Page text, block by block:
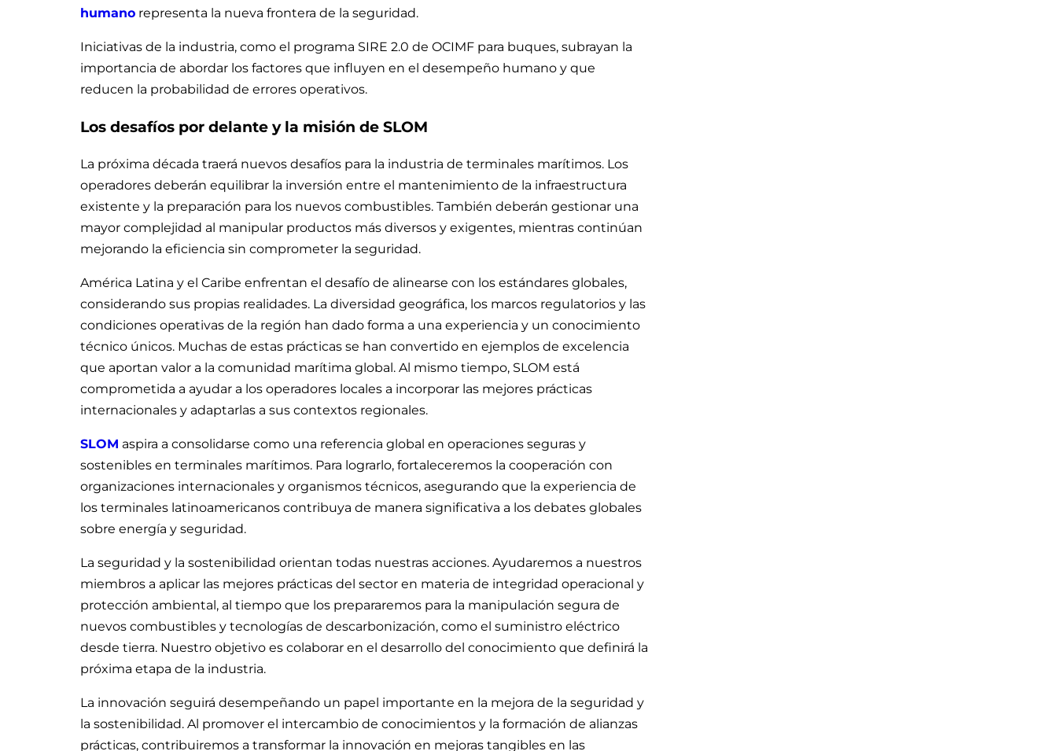
humano representa la nueva frontera de la seguridad.
Iniciativas de la industria, como el programa SIRE 2.0 de OCIMF para buques, subrayan la
importancia de abordar los factores que influyen en el desempeño humano y que
reducen la probabilidad de errores operativos.
Los desafíos por delante y la misión de SLOM
La próxima década traerá nuevos desafíos para la industria de terminales marítimos. Los
operadores deberán equilibrar la inversión entre el mantenimiento de la infraestructura
existente y la preparación para los nuevos combustibles. También deberán gestionar una
mayor complejidad al manipular productos más diversos y exigentes, mientras continúan
mejorando la eficiencia sin comprometer la seguridad.
América Latina y el Caribe enfrentan el desafío de alinearse con los estándares globales,
considerando sus propias realidades. La diversidad geográfica, los marcos regulatorios y las
condiciones operativas de la región han dado forma a una experiencia y un conocimiento
técnico únicos. Muchas de estas prácticas se han convertido en ejemplos de excelencia
que aportan valor a la comunidad marítima global. Al mismo tiempo, SLOM está
comprometida a ayudar a los operadores locales a incorporar las mejores prácticas
internacionales y adaptarlas a sus contextos regionales.
SLOM aspira a consolidarse como una referencia global en operaciones seguras y
sostenibles en terminales marítimos. Para lograrlo, fortaleceremos la cooperación con
organizaciones internacionales y organismos técnicos, asegurando que la experiencia de
los terminales latinoamericanos contribuya de manera significativa a los debates globales
sobre energía y seguridad.
La seguridad y la sostenibilidad orientan todas nuestras acciones. Ayudaremos a nuestros
miembros a aplicar las mejores prácticas del sector en materia de integridad operacional y
protección ambiental, al tiempo que los prepararemos para la manipulación segura de
nuevos combustibles y tecnologías de descarbonización, como el suministro eléctrico
desde tierra. Nuestro objetivo es colaborar en el desarrollo del conocimiento que definirá la
próxima etapa de la industria.
La innovación seguirá desempeñando un papel importante en la mejora de la seguridad y
la sostenibilidad. Al promover el intercambio de conocimientos y la formación de alianzas
prácticas, contribuiremos a transformar la innovación en mejoras tangibles en las